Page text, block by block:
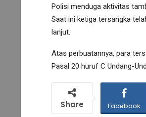
Polisi menduga aktivitas
Saat ini ketiga tersangka
lanjut.
Atas perbuatannya, para
Pasal 20 huruf C Undang-
Share Facebook